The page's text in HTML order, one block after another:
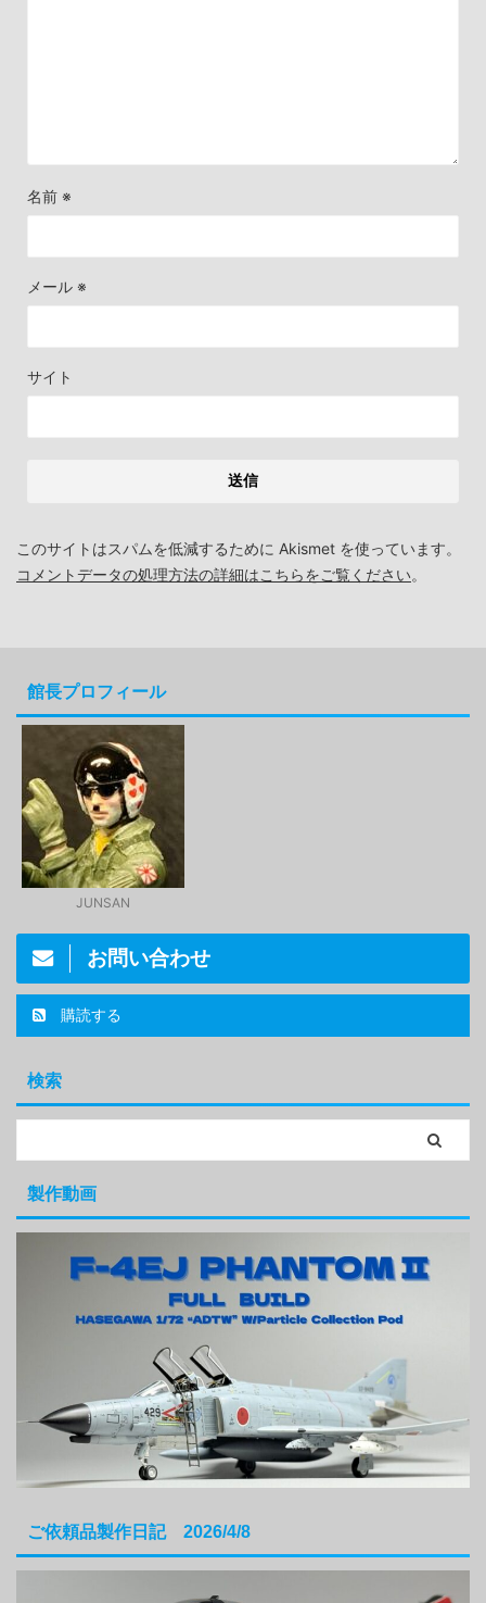
名前 ※
メール ※
サイト
このサイトはスパムを低減するために Akismet を使っています。
コメントデータの処理方法の詳細はこちらをご覧ください。
館長プロフィール
JUNSAN
お問い合わせ
購読する
検索
製作動画
ご依頼品製作日記 2026/4/8